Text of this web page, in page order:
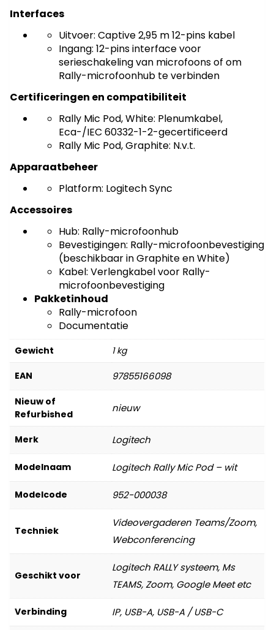
Interfaces
Uitvoer: Captive 2,95 m 12-pins kabel
Ingang: 12-pins interface voor
serieschakeling van microfoons of om
Rally-microfoonhub te verbinden
Certificeringen en compatibiliteit
Rally Mic Pod, White: Plenumkabel,
Eca-/IEC 60332-1-2-gecertificeerd
Rally Mic Pod, Graphite: N.v.t.
Apparaatbeheer
Platform: Logitech Sync
Accessoires
Hub: Rally-microfoonhub
Bevestigingen: Rally-microfoonbevestiging
(beschikbaar in Graphite en White)
Kabel: Verlengkabel voor Rally-
microfoonbevestiging
Pakketinhoud
Rally-microfoon
Documentatie
Gewicht 1 kg
EAN 97855166098
Nieuw of
Refurbished
nieuw
Merk Logitech
Modelnaam Logitech Rally Mic Pod – wit
Modelcode 952-000038
Techniek
Videovergaderen Teams/Zoom,
Webconferencing
Geschikt voor
Logitech RALLY systeem, Ms
TEAMS, Zoom, Google Meet etc
Verbinding IP, USB-A, USB-A / USB-C